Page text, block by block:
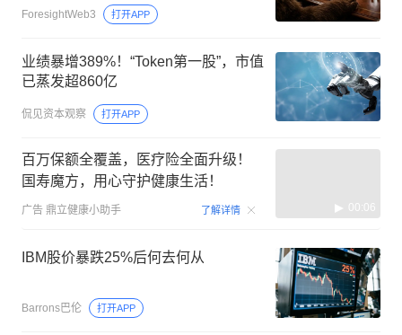
ForesightWeb3 打开APP
业绩暴增389%！“Token第一股”，市值
已蒸发超860亿
侃见资本观察 打开APP
百万保额全覆盖，医疗险全面升级！
国寿魔方，用心守护健康生活！
广告 鼎立健康小助手 了解详情 00:06
IBM股价暴跌25%后何去何从
Barrons巴伦 打开APP